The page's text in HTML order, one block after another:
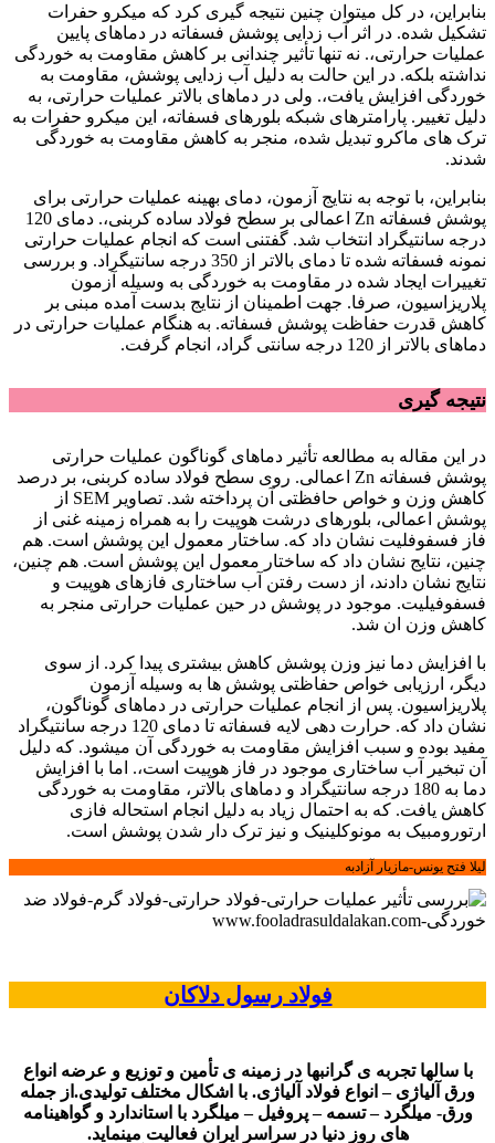
بنابراین، در کل میتوان چنین نتیجه گیری کرد که میکرو حفرات
تشکیل شده. در اثر آب زدایی پوشش فسفاته در دماهای پایین
عملیات حرارتی،. نه تنها تأثیر چندانی بر کاهش مقاومت به خوردگی
نداشته بلکه. در این حالت به دلیل آب زدایی پوشش، مقاومت به
خوردگی افزایش یافت،. ولی در دماهای بالاتر عملیات حرارتی، به
دلیل تغییر. پارامترهای شبکه بلورهای فسفاته، این میکرو حفرات به
ترک های ماکرو تبدیل شده، منجر به کاهش مقاومت به خوردگی
شدند.
بنابراین، با توجه به نتایج آزمون، دمای بهینه عملیات حرارتی برای
پوشش فسفاته Zn اعمالی بر سطح فولاد ساده کربنی،. دمای 120
درجه سانتیگراد انتخاب شد. گفتنی است که انجام عملیات حرارتی
نمونه فسفاته شده تا دمای بالاتر از 350 درجه سانتیگراد. و بررسی
تغییرات ایجاد شده در مقاومت به خوردگی به وسیله آزمون
پلاریزاسیون، صرفا. جهت اطمینان از نتایج بدست آمده مبنی بر
کاهش قدرت حفاظت پوشش فسفاته. به هنگام عملیات حرارتی در
دماهای بالاتر از 120 درجه سانتی گراد، انجام گرفت.
نتیجه گیری
در این مقاله به مطالعه تأثیر دماهای گوناگون عملیات حرارتی
پوشش فسفاته Zn اعمالی. روی سطح فولاد ساده کربنی، بر درصد
کاهش وزن و خواص حافظتی آن پرداخته شد. تصاویر SEM از
پوشش اعمالی، بلورهای درشت هوپیت را به همراه زمینه غنی از
فاز فسفوفلیت نشان داد که. ساختار معمول این پوشش است. هم
چنین، نتایج نشان داد که ساختار معمول این پوشش است. هم چنین،
نتایج نشان دادند، از دست رفتن آب ساختاری فازهای هوپیت و
فسفوفیلیت. موجود در پوشش در حین عملیات حرارتی منجر به
کاهش وزن ان شد.
با افزایش دما نیز وزن پوشش کاهش بیشتری پیدا کرد. از سوی
دیگر، ارزیابی خواص حفاظتی پوشش ها به وسیله آزمون
پلاریزاسیون. پس از انجام عملیات حرارتی در دماهای گوناگون،
نشان داد که. حرارت دهی لایه فسفاته تا دمای 120 درجه سانتیگراد
مفید بوده و سبب افزایش مقاومت به خوردگی آن میشود. که دلیل
آن تبخیر آب ساختاری موجود در فاز هوپیت است،. اما با افزایش
دما به 180 درجه سانتیگراد و دماهای بالاتر، مقاومت به خوردگی
کاهش یافت. که به احتمال زیاد به دلیل انجام استحاله فازی
ارتورومبیک به مونوکلینیک و نیز ترک دار شدن پوشش است.
لیلا فتح یونس-مازیار آزادبه
فولاد رسول دلاکان
با سالها تجربه ی گرانبها در زمینه ی تأمین و توزیع و عرضه انواع
ورق آلیاژی – انواع فولاد آلیاژی. با اشکال مختلف تولیدی.از جمله
ورق- میلگرد – تسمه – پروفیل – میلگرد با استاندارد و گواهینامه
های روز دنیا در سراسر ایران فعالیت مینماید.